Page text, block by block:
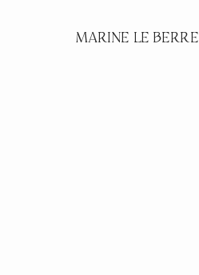
MARINE LE BERRE